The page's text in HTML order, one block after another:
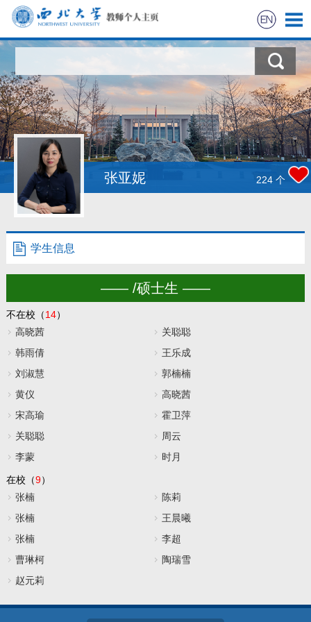
科学研究
教学研究
获奖信息
招生信息
学生信息
张亚妮 224 个
学生信息
—— /硕士生 ——
不在校（14）
高晓茜
关聪聪
韩雨倩
王乐成
刘淑慧
郭楠楠
黄仪
高晓茜
宋高瑜
霍卫萍
关聪聪
周云
李蒙
时月
在校（9）
张楠
陈莉
张楠
王晨曦
张楠
李超
曹琳柯
陶瑞雪
赵元莉